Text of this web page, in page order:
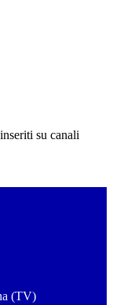
su canali
(TV)